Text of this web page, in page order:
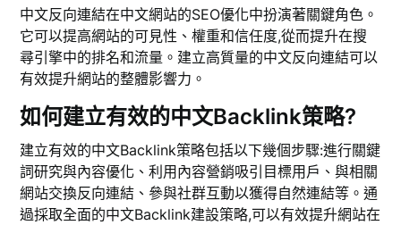
中文反向連結在中文網站的SEO優化中扮演著關鍵角色。
它可以提高網站的可見性、權重和信任度,從而提升在搜
尋引擎中的排名和流量。建立高質量的中文反向連結可以
有效提升網站的整體影響力。
如何建立有效的中文Backlink策略?
建立有效的中文Backlink策略包括以下幾個步驟:進行關鍵
詞研究與內容優化、利用內容營銷吸引目標用戶、與相關
網站交換反向連結、參與社群互動以獲得自然連結等。通
過採取全面的中文Backlink建設策略,可以有效提升網站在